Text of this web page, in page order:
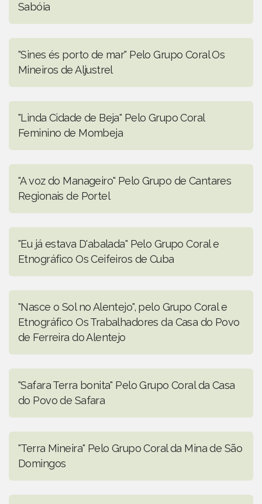
Sabóia
"Sines és porto de mar" Pelo Grupo Coral Os
Mineiros de Aljustrel
"Linda Cidade de Beja" Pelo Grupo Coral
Feminino de Mombeja
"A voz do Manageiro" Pelo Grupo de Cantares
Regionais de Portel
"Eu já estava D'abalada" Pelo Grupo Coral e
Etnográfico Os Ceifeiros de Cuba
"Nasce o Sol no Alentejo", pelo Grupo Coral e
Etnográfico Os Trabalhadores da Casa do Povo
de Ferreira do Alentejo
"Safara Terra bonita" Pelo Grupo Coral da Casa
do Povo de Safara
"Terra Mineira" Pelo Grupo Coral da Mina de São
Domingos